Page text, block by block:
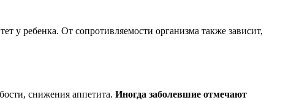
у ребенка. От сопротивляемости организма также зависит,
снижения аппетита. Иногда заболевшие отмечают